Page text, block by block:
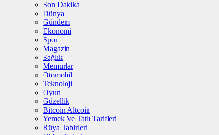
Son Dakika
Dünya
Gündem
Ekonomi
Spor
Magazin
Sağlık
Memurlar
Otomobil
Teknoloji
Oyun
Güzellik
Bitcoin Altcoin
Yemek Ve Tatlı Tarifleri
Rüya Tabirleri